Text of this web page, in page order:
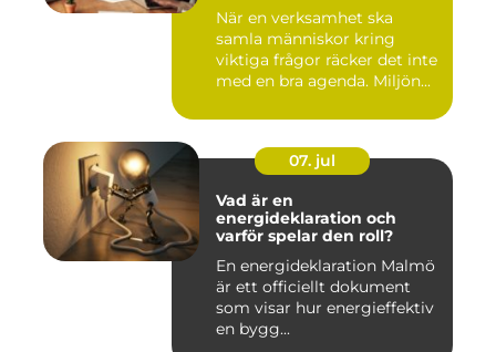
När en verksamhet ska
samla människor kring
viktiga frågor räcker det inte
med en bra agenda. Miljön...
07. jul
Vad är en
energideklaration och
varför spelar den roll?
En energideklaration Malmö
är ett officiellt dokument
som visar hur energieffektiv
en bygg...